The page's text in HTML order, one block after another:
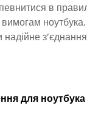
в
вимогам ноутбука.
для